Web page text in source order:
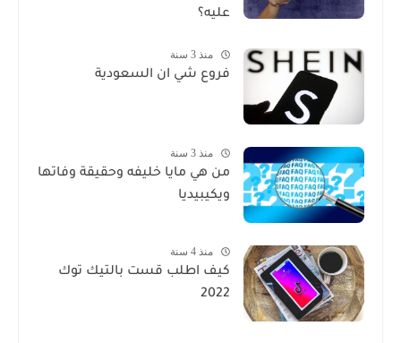
عليه؟
منذ 3 سنة
فروع شي ان السعودية
منذ 3 سنة
من هي مايا خليفه وحقيقة وفاتها
ويكيبيديا
منذ 4 سنة
كيف اطلب قست بالتيك توك
2022